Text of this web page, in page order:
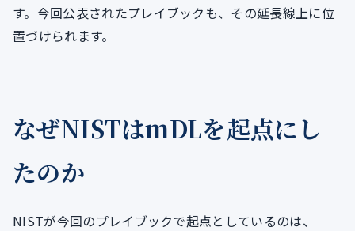
す。今回公表されたプレイブックも、その延長線上に位
置づけられます。
なぜNISTはmDLを起点にし
たのか
NISTが今回のプレイブックで起点としているのは、